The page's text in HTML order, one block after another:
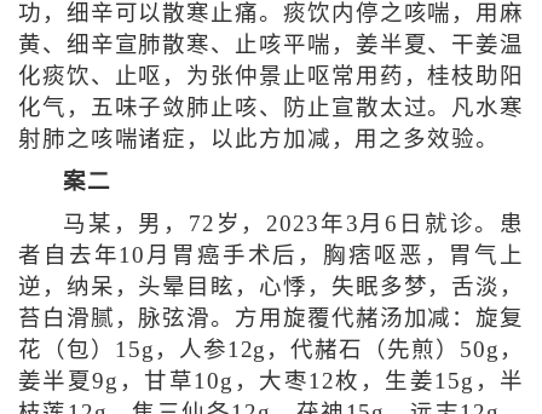
功，细辛可以散寒止痛。痰饮内停之咳喘，用麻
黄、细辛宣肺散寒、止咳平喘，姜半夏、干姜温
化痰饮、止呕，为张仲景止呕常用药，桂枝助阳
化气，五味子敛肺止咳、防止宣散太过。凡水寒
射肺之咳喘诸症，以此方加减，用之多效验。
案二
马某，男，72岁，2023年3月6日就诊。患
者自去年10月胃癌手术后，胸痞呕恶，胃气上
逆，纳呆，头晕目眩，心悸，失眠多梦，舌淡，
苔白滑腻，脉弦滑。方用旋覆代赭汤加减：旋复
花（包）15g，人参12g，代赭石（先煎）50g，
姜半夏9g，甘草10g，大枣12枚，生姜15g，半